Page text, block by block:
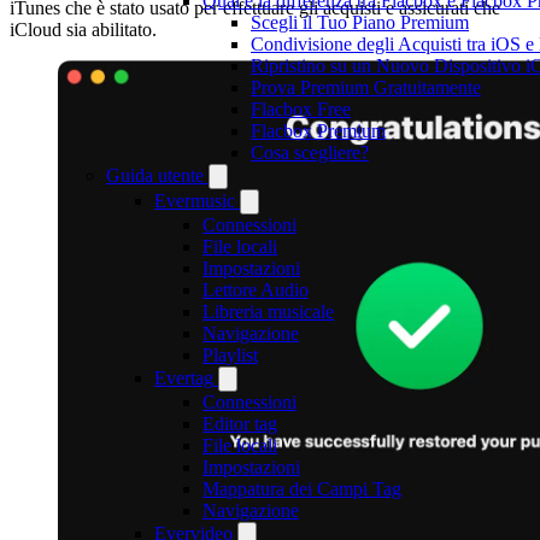
Scegli il Tuo Piano Premium
Condivisione degli Acquisti tra iOS e
Ripristino su un Nuovo Dispositivo
Prova Premium Gratuitamente
Flacbox Free
Flacbox Premium
Cosa scegliere?
Guida utente
Evermusic
Connessioni
File locali
Impostazioni
Lettore Audio
Libreria musicale
Navigazione
Playlist
Evertag
Connessioni
Editor tag
File locali
Impostazioni
Mappatura dei Campi Tag
Navigazione
Evervideo
iTunes che è stato usato per effettuare gli acquisti e assicurati che
iCloud sia abilitato.